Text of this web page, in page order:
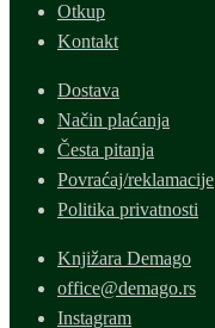
Otkup
Kontakt
Dostava
Način plaćanja
Česta pitanja
Povraćaj/reklamacije
Politika privatnosti
Knjižara Demago
office@demago.rs
Instagram